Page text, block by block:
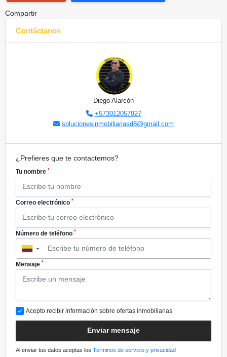
Compartir
Contáctanos
Diego Alarcón
+573012057927
solucionesinmobiliariasd8@gmail.com
¿Prefieres que te contactemos?
Tu nombre *
Correo electrónico *
Número de teléfono *
▼
Mensaje *
Acepto recibir información sobre ofertas inmobiliarias
Enviar mensaje
Al enviar tus datos aceptas los Términos de servicio y privacidad